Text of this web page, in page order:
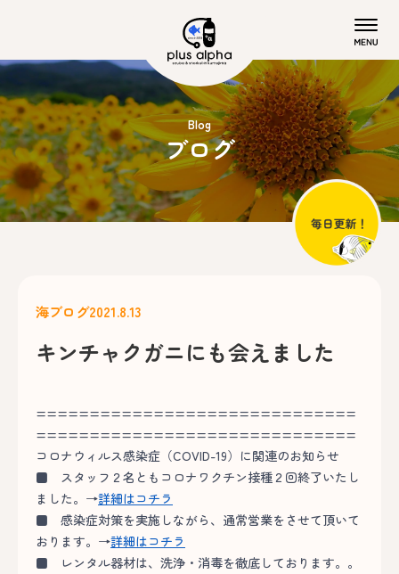
Blog
ブログ
海ブログ2021.8.13
キンチャクガニにも会えました
==============================
==============================
コロナウィルス感染症（COVID-19）に関連のお知らせ
■ スタッフ２名ともコロナワクチン接種２回終了いたし
ました。→詳細はコチラ
■ 感染症対策を実施しながら、通常営業をさせて頂いて
おります。→詳細はコチラ
■ レンタル器材は、洗浄・消毒を徹底しております。。